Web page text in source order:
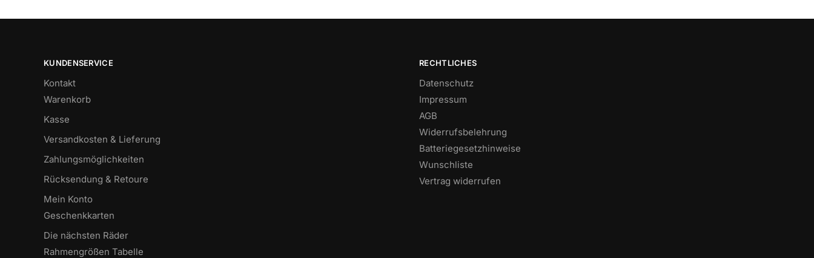
KUNDENSERVICE
Kontakt
Warenkorb
Kasse
Versandkosten & Lieferung
Zahlungsmöglichkeiten
Rücksendung & Retoure
Mein Konto
Geschenkkarten
Die nächsten Räder
Rahmengrößen Tabelle
RECHTLICHES
Datenschutz
Impressum
AGB
Widerrufsbelehrung
Batteriegesetzhinweise
Wunschliste
Vertrag widerrufen